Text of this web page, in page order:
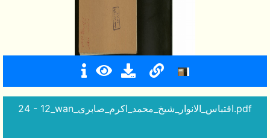
24 - 12_wan_اقتباس_الانوار_شیخ_محمد_اکرم_صابری.pdf